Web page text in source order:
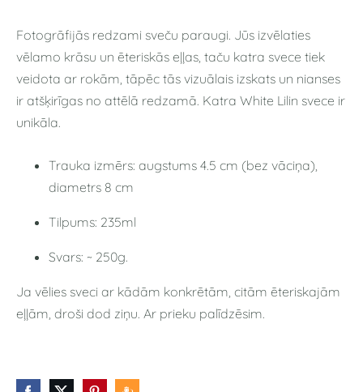
Fotogrāfijās redzami sveču paraugi. Jūs izvēlaties
vēlamo krāsu un ēteriskās eļļas, taču katra svece tiek
veidota ar rokām, tāpēc tās vizuālais izskats un nianses
ir atšķirīgas no attēlā redzamā. Katra White Lilin svece ir
unikāla.
Trauka izmērs: augstums 4.5 cm (bez vāciņa),
diametrs 8 cm
Tilpums: 235ml
Svars: ~ 250g.
Ja vēlies sveci ar kādām konkrētām, citām ēteriskajām
eļļām, droši dod ziņu. Ar prieku palīdzēsim.